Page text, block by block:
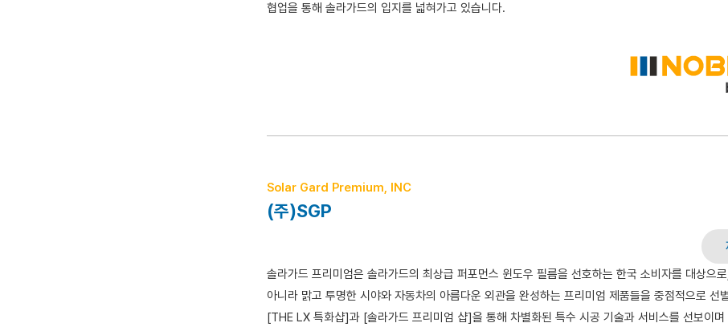
협업을 통해 솔라가드의 입지를 넓혀가고 있습니다.
Solar Gard Premium, INC
(주)SGP
솔라가드 프리미엄은 솔라가드의 최상급 퍼포먼스 윈도우 필름을 선호하는 한국 소비자를 대상으
아니라 맑고 투명한 시야와 자동차의 아름다운 외관을 완성하는 프리미엄 제품들을 중점적으로 선
[THE LX 특화샵]과 [솔라가드 프리미엄 샵]을 통해 차별화된 특수 시공 기술과 서비스를 선보이며